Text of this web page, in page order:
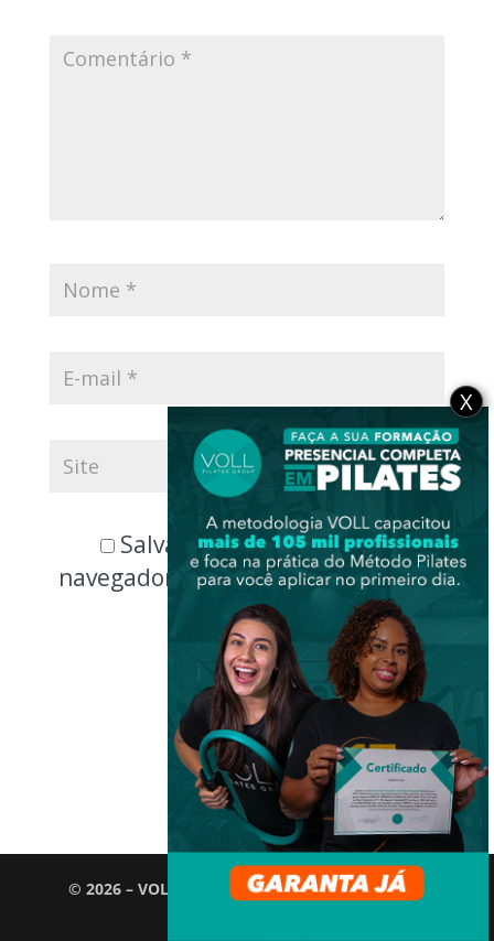
Salvar meus dados neste
navegador para a próxima vez que
eu comentar.
© 2026 – VOLL Pilates Group. Todos os direitos
X